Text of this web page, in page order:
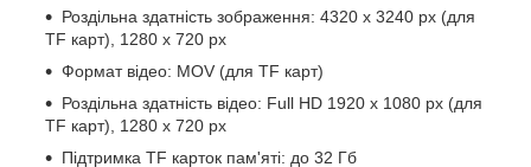
Роздільна здатність зображення: 4320 x 3240 px (для
TF карт), 1280 x 720 px
Формат відео: MOV (для TF карт)
Роздільна здатність відео: Full HD 1920 x 1080 px (для
TF карт), 1280 x 720 px
Підтримка TF карток пам'яті: до 32 Гб